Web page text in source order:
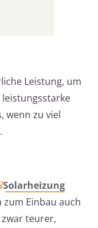
Leistung, um
leistungsstarke
wenn zu viel
Solarheizung
zum Einbau auch
teurer,